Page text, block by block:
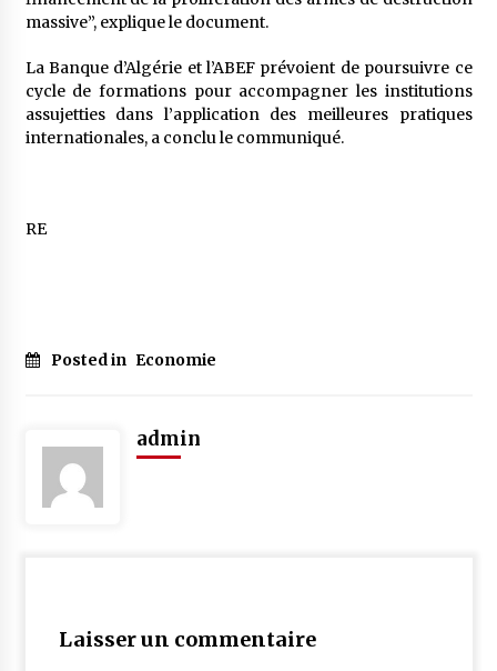
massive”, explique le document.
La Banque d’Algérie et l’ABEF prévoient de poursuivre ce
cycle de formations pour accompagner les institutions
assujetties dans l’application des meilleures pratiques
internationales, a conclu le communiqué.
RE
Posted in Economie
admin
Laisser un commentaire